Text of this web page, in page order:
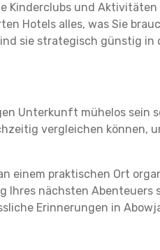
Kinderclubs und
Hotels alles, was Sie
sie strategisch günstig in
Unterkunft mühelos sein
vergleichen können,
einem praktischen Ort
Ihres nächsten
Erinnerungen in